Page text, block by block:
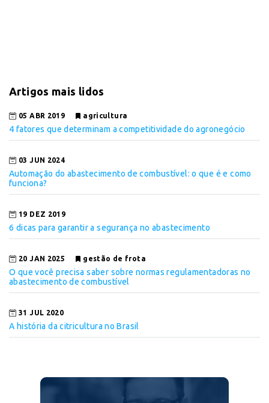
Artigos mais lidos
05 ABR 2019 agricultura
4 fatores que determinam a competitividade do agronegócio
03 JUN 2024
Automação do abastecimento de combustível: o que é e como
funciona?
19 DEZ 2019
6 dicas para garantir a segurança no abastecimento
20 JAN 2025 gestão de frota
O que você precisa saber sobre normas regulamentadoras no
abastecimento de combustível
31 JUL 2020
A história da citricultura no Brasil